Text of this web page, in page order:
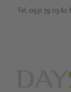
Tel. 0931 79 03